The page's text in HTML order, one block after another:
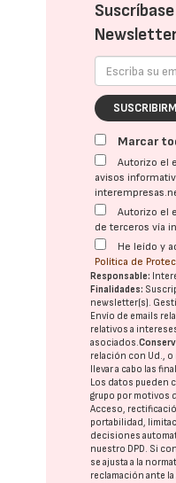
Marcar
Autorizo el
avisos
Autorizo el
de terceros vía
He leído y
Política de
Responsable:
Finalidades:
newsletter(s).
Envío de emails
relativos a
asociados.
relación con Ud., o
llevar a cabo las
Los datos pueden
grupo por motivos
Acceso,
portabilidad,
decisiones
nuestro DPD. Si
se ajusta a la
reclamación ante la